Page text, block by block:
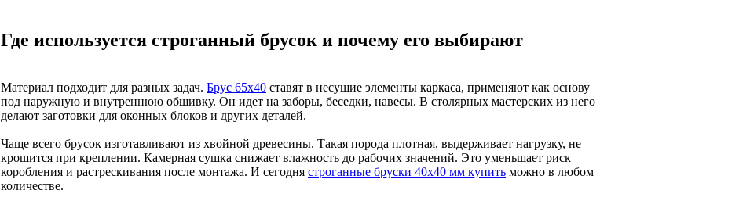
Где используется строганный брусок и почему его выбирают
Материал подходит для разных задач. Брус 65х40 ставят в несущие элементы каркаса, применяют как основу
под наружную и внутреннюю обшивку. Он идет на заборы, беседки, навесы. В столярных мастерских из него
делают заготовки для оконных блоков и других деталей.
Чаще всего брусок изготавливают из хвойной древесины. Такая порода плотная, выдерживает нагрузку, не
крошится при креплении. Камерная сушка снижает влажность до рабочих значений. Это уменьшает риск
коробления и растрескивания после монтажа. И сегодня строганные бруски 40х40 мм купить можно в любом
количестве.